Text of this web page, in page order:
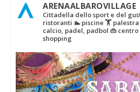
ARENAALBAROVILLAGE
Cittadella dello sport e del
ristoranti 🏊 piscine 🏋‍ palestra
calcio, padel, padbol 👜 centro
shopping